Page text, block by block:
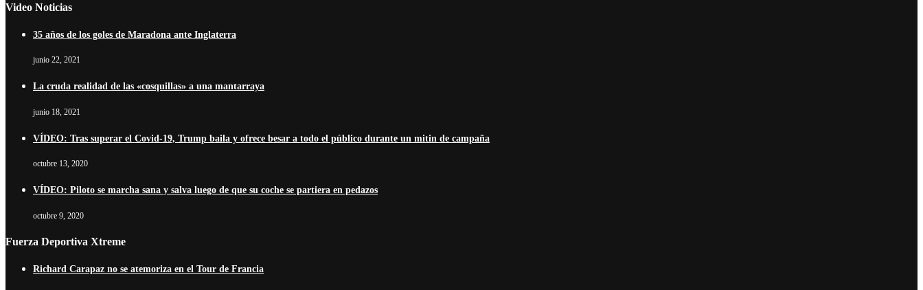
Video Noticias
35 años de los goles de Maradona ante Inglaterra
junio 22, 2021
La cruda realidad de las «cosquillas» a una mantarraya
junio 18, 2021
VÍDEO: Tras superar el Covid-19, Trump baila y ofrece besar a todo el público durante un mitin de campaña
octubre 13, 2020
VÍDEO: Piloto se marcha sana y salva luego de que su coche se partiera en pedazos
octubre 9, 2020
Fuerza Deportiva Xtreme
Richard Carapaz no se atemoriza en el Tour de Francia